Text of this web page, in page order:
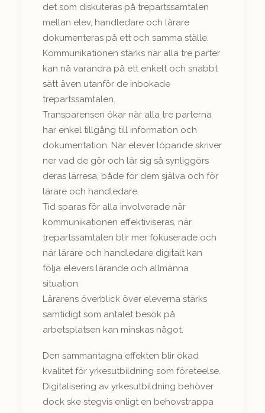
det som diskuteras på trepartssamtalen
mellan elev, handledare och lärare
dokumenteras på ett och samma ställe.
Kommunikationen stärks när alla tre parter
kan nå varandra på ett enkelt och snabbt
sätt även utanför de inbokade
trepartssamtalen.
Transparensen ökar när alla tre parterna
har enkel tillgång till information och
dokumentation. När elever löpande skriver
ner vad de gör och lär sig så synliggörs
deras lärresa, både för dem själva och för
lärare och handledare.
Tid sparas för alla involverade när
kommunikationen effektiviseras, när
trepartssamtalen blir mer fokuserade och
när lärare och handledare digitalt kan
följa elevers lärande och allmänna
situation.
Lärarens överblick över eleverna stärks
samtidigt som antalet besök på
arbetsplatsen kan minskas något.
Den sammantagna effekten blir ökad
kvalitet för yrkesutbildning som företeelse.
Digitalisering av yrkesutbildning behöver
dock ske stegvis enligt en behovstrappa